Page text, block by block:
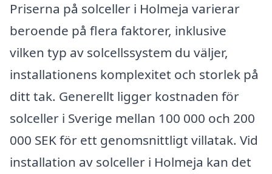
Priserna på solceller i Holmeja varierar
beroende på flera faktorer, inklusive
vilken typ av solcellssystem du väljer,
installationens komplexitet och storlek på
ditt tak. Generellt ligger kostnaden för
solceller i Sverige mellan 100 000 och 200
000 SEK för ett genomsnittligt villatak. Vid
installation av solceller i Holmeja kan det